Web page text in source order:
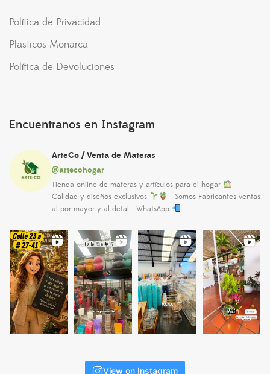
Política de Privacidad
Plasticos Monarca
Política de Devoluciones
Encuentranos en Instagram
ArteCo / Venta de Materas
@artecohogar
Tienda online de materas y artículos para el hogar
-
Calidad y diseños exclusivos
- Somos Fabricantes-ventas
al por mayor y al detal - WhatsApp
View on Instagram